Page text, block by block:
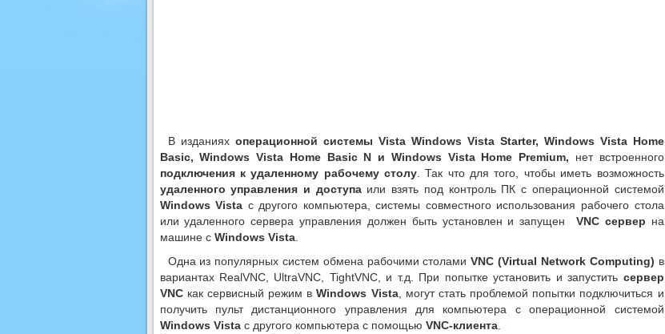
В изданиях операционной системы Vista Windows Vista Starter, Windows Vista Home
Basic, Windows Vista Home Basic N и Windows Vista Home Premium, нет встроенного
подключения к удаленному рабочему столу. Так что для того, чтобы иметь возможность
удаленного управления и доступаили взять под контроль ПК с операционной системой
Windows Vista с другого компьютера, системы совместного использования рабочего стола
или удаленного сервера управления должен быть установлен ​​и запущен VNC сервер на
машине с Windows Vista.
Одна из популярных систем обмена рабочими столамиVNC (Virtual Network Computing) в
вариантах RealVNC, UltraVNC, TightVNC, и т.д. При попытке установить и запустить сервер
VNCкак сервисный режим вWindows Vista, могут стать проблемой попытки подключиться и
получить пульт дистанционного управления для компьютера с операционной системой
Windows Vistaс другого компьютера с помощью VNC-клиента.